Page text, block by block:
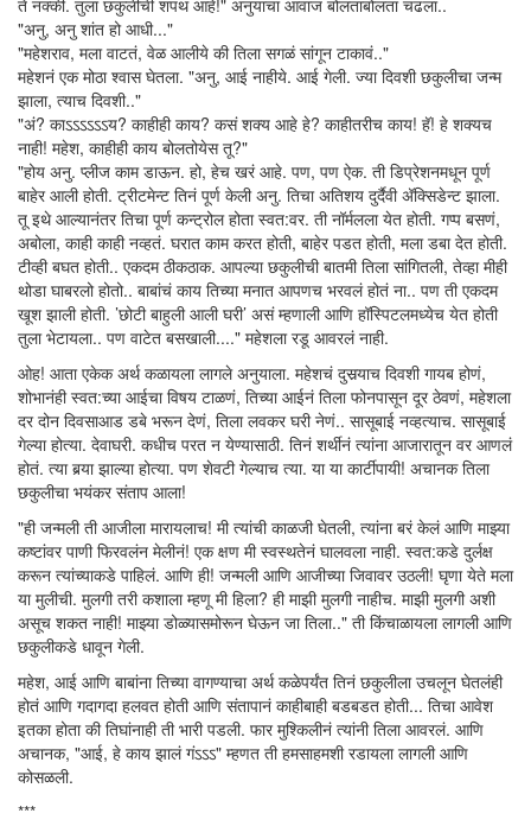
ते नक्की. तुला छकुलीची शपथ आहे!" अनुयाचा आवाज बोलताबोलता चढला..
"अनु, अनु शांत हो आधी..."
"महेशराव, मला वाटतं, वेळ आलीये की तिला सगळं सांगून टाकावं.."
महेशनं एक मोठा श्वास घेतला. "अनु, आई नाहीये. आई गेली. ज्या दिवशी छकुलीचा जन्म
झाला, त्याच दिवशी.."
"अं? काऽऽऽऽऽऽय? काहीही काय? कसं शक्य आहे हे? काहीतरीच काय! हॅ! हे शक्यच
नाही! महेश, काहीही काय बोलतोयेस तू?"
"होय अनु. प्लीज काम डाऊन. हो, हेच खरं आहे. पण, पण ऐक. ती डिप्रेशनमधून पूर्ण
बाहेर आली होती. ट्रीटमेन्ट तिनं पूर्ण केली अनु. तिचा अतिशय दुर्दैवी अ‍ॅक्सिडेन्ट झाला.
तू इथे आल्यानंतर तिचा पूर्ण कन्ट्रोल होता स्वत:वर. ती नॉर्मलला येत होती. गप्प बसणं,
अबोला, काही काही नव्हतं. घरात काम करत होती, बाहेर पडत होती, मला डबा देत होती.
टीव्ही बघत होती.. एकदम ठीकठाक. आपल्या छकुलीची बातमी तिला सांगितली, तेव्हा मीही
थोडा घाबरलो होतो.. बाबांचं काय तिच्या मनात आपणच भरवलं होतं ना.. पण ती एकदम
खूश झाली होती. ’छोटी बाहुली आली घरी’ असं म्हणाली आणि हॉस्पिटलमध्येच येत होती
तुला भेटायला.. पण वाटेत बसखाली...." महेशला रडू आवरलं नाही.
ओह! आता एकेक अर्थ कळायला लागले अनुयाला. महेशचं दुसर्‍याच दिवशी गायब होणं,
शोभानंही स्वत:च्या आईचा विषय टाळणं, तिच्या आईनं तिला फोनपासून दूर ठेवणं, महेशला
दर दोन दिवसाआड डबे भरून देणं, तिला लवकर घरी नेणं.. सासूबाई नव्हत्याच. सासूबाई
गेल्या होत्या. देवाघरी. कधीच परत न येण्यासाठी. तिनं शर्थीनं त्यांना आजारातून वर आणलं
होतं. त्या बर्‍या झाल्या होत्या. पण शेवटी गेल्याच त्या. या या कार्टीपायी! अचानक तिला
छकुलीचा भयंकर संताप आला!
"ही जन्मली ती आजीला मारायलाच! मी त्यांची काळजी घेतली, त्यांना बरं केलं आणि माझ्या
कष्टांवर पाणी फिरवलंन मेलीनं! एक क्षण मी स्वस्थतेनं घालवला नाही. स्वत:कडे दुर्लक्ष
करून त्यांच्याकडे पाहिलं. आणि ही! जन्मली आणि आजीच्या जिवावर उठली! घृणा येते मला
या मुलीची. मुलगी तरी कशाला म्हणू मी हिला? ही माझी मुलगी नाहीच. माझी मुलगी अशी
असूच शकत नाही! माझ्या डोळ्यासमोरून घेऊन जा तिला.." ती किंचाळायला लागली आणि
छकुलीकडे धावून गेली.
महेश, आई आणि बाबांना तिच्या वागण्याचा अर्थ कळेपर्यंत तिनं छकुलीला उचलून घेतलंही
होतं आणि गदागदा हलवत होती आणि संतापानं काहीबाही बडबडत होती... तिचा आवेश
इतका होता की तिघांनाही ती भारी पडली. फार मुश्किलीनं त्यांनी तिला आवरलं. आणि
अचानक, "आई, हे काय झालं गंऽऽऽ" म्हणत ती हमसाहमशी रडायला लागली आणि
कोसळली.
***